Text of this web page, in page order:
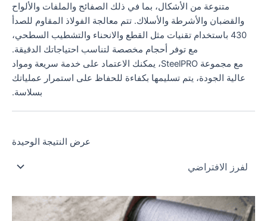
متنوعة من الأشكال، بما في ذلك الصفائح والملفات والألواح
والقضبان والأشرطة والأسلاك. تتم معالجة الفولاذ المقاوم للصدأ
430 باستخدام تقنيات مثل القطع والانحناء والتشطيب السطحي،
مع توفر أحجام مخصصة لتناسب احتياجاتك الدقيقة.
مع مجموعة SteelPRO، يمكنك الاعتماد على خدمة سريعة ومواد
عالية الجودة، يتم تسليمها بكفاءة للحفاظ على استمرار عملياتك
بسلاسة.
عرض النتيجة الوحيدة